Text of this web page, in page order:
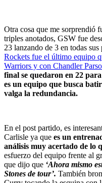
Otra cosa que me sorprendió
triples anotados, GSW fue
23 lanzando de 3 en todas sus
Rockets fue el último equipo
Warriors y con Chandler
final se quedaron en 22
es un equipo que busca
valga la redundancia.
En el post partido, es
Carlisle ya que es un
análisis muy acertado de lo
esfuerzo del equipo frente al
que dijo que ‘Ahora mismo
Stones de tour’. También